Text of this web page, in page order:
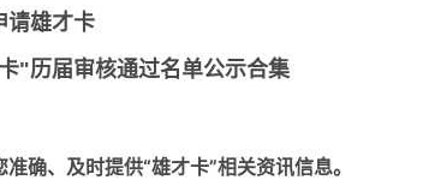
请雄才卡
"历届审核通过名单公示合集
准确、及时提供“雄才卡”相关资讯信息。